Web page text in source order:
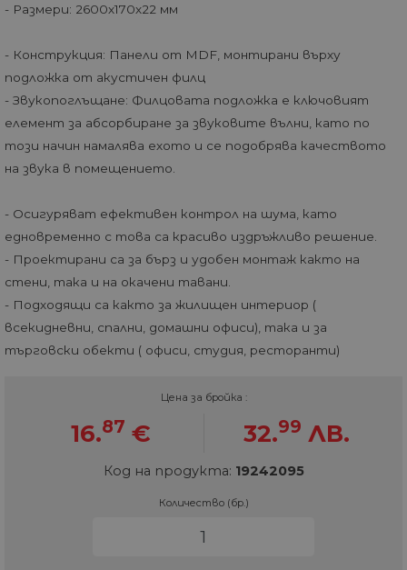
- Размери: 2600х170х22 мм
- Конструкция: Панели от MDF, монтирани върху
подложка от акустичен филц
- Звукопоглъщане: Филцовата подложка е ключовият
елемент за абсорбиране за звуковите вълни, като по
този начин намалява ехото и се подобрява качеството
на звука в помещението.
- Осигуряват ефективен контрол на шума, като
едновременно с това са красиво издръжливо решение.
- Проектирани са за бърз и удобен монтаж както на
стени, така и на окачени тавани.
- Подходящи са както за жилищен интериор (
всекидневни, спални, домашни офиси), така и за
търговски обекти ( офиси, студия, ресторанти)
Цена за бройка :
16.87 € 32.99 ЛВ.
Код на продукта: 19242095
Количество (бр.)